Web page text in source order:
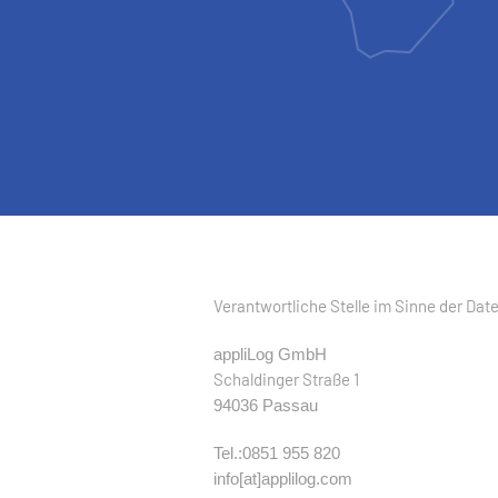
Verantwortliche Stelle im Sinne der
appliLog GmbH
Schaldinger Straße 1
94036 Passau
Tel.:0851 955 820
info[at]applilog.com